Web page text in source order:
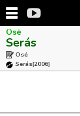
Osé
Serás
Osé
Serás[2006]